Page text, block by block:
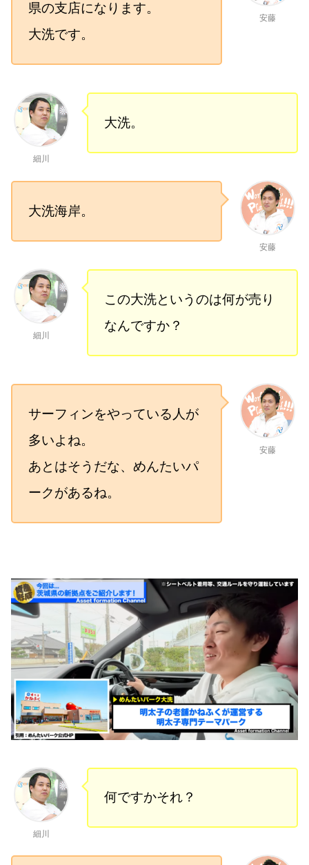
安藤
県の支店になります。
大洗です。
細川
大洗。
安藤
大洗海岸。
細川
この大洗というのは何が売り
なんですか？
安藤
サーフィンをやっている人が
多いよね。
あとはそうだな、めんたいパ
ークがあるね。
細川
何ですかそれ？